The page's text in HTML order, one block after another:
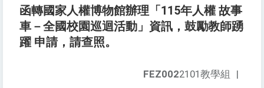
函轉國家人權博物館辦理「115年人權 故事
車－全國校園巡迴活動」資訊，鼓勵教師踴
躍 申請，請查照。
FEZ0022101教學組 |